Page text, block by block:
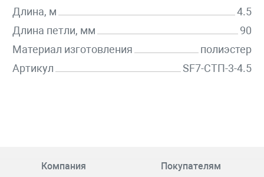
Длина, м
4.5
Длина петли, мм
90
Материал изготовления
полиэстер
Артикул
SF7-СТП-3-4.5
Компания
Покупателям